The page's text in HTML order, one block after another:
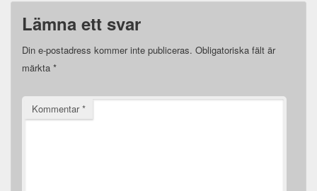
Lämna ett svar
Din e-postadress kommer inte publiceras. Obligatoriska fält är
märkta *
Kommentar*